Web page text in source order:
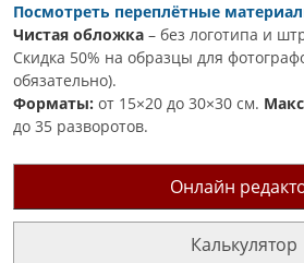
Посмотреть переплётные
Чистая обложка – без логотипа и
Скидка 50% на образцы для
обязательно).
Форматы: от 15×20 до 30×30 см.
до 35 разворотов.
Онлайн
Калькулятор